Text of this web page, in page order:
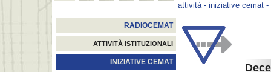
attività- iniziative cemat -
RADIOCEMAT
ATTIVITÀ ISTITUZIONALI
INIZIATIVE CEMAT